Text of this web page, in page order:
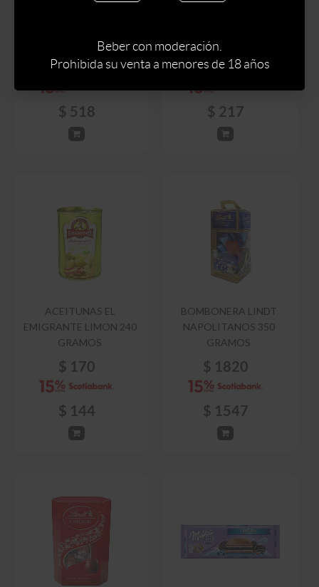
PRALINEE 400 GRAMOS
$ 609
$ 518
LIGHT 175 GRAMOS
$255
$ 217
ACEITUNAS EL
EMIGRANTE LIMON 240
GRAMOS
$ 170
$ 144
BOMBONERA LINDT
NAPOLITANOS 350
GRAMOS
$ 1820
$ 1547
Beber con moderación.
Prohibida su venta a menores de 18 años